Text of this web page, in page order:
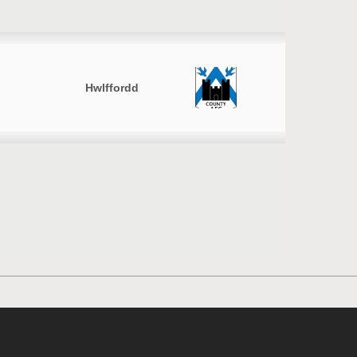
Hwlffordd